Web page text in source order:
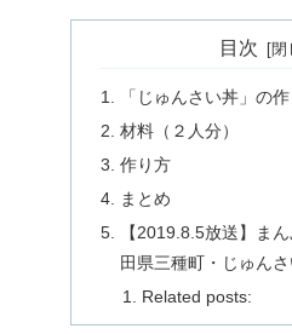
目次
「じゅんさい丼」の
材料（２人分）
作り方
まとめ
【2019.8.5放送】ま
田県三種町・じゅん
Related posts: